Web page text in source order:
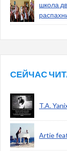
школа
СЕЙЧАС
T.A.
Artie